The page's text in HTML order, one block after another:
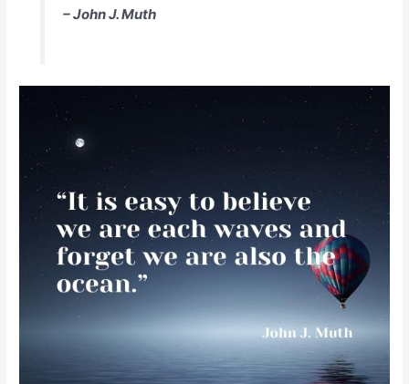
– John J. Muth